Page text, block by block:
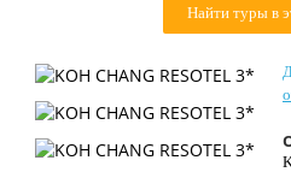
Найти туры в